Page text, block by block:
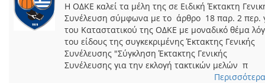
Η ΟΔΚΕ καλεί τα μέλη της σε Ειδική Έκτακτη
Συνέλευση σύμφωνα με το άρθρο 18 παρ. 2 περ.
του Καταστατικού της ΟΔΚΕ με μοναδικό θέμα
του είδους της συγκεκριμένης Έκτακτης Γενικής
Συνέλευσης "Σύγκληση Έκτακτης Γενικής
Συνέλευσης για την εκλογή τακτικών μελών π